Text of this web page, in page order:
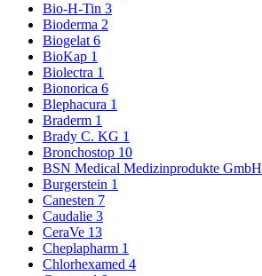
Bio-H-Tin 3
Bioderma 2
Biogelat 6
BioKap 1
Biolectra 1
Bionorica 6
Blephacura 1
Braderm 1
Brady C. KG 1
Bronchostop 10
BSN Medical Medizinprodukte GmbH
Burgerstein 1
Canesten 7
Caudalie 3
CeraVe 13
Cheplapharm 1
Chlorhexamed 4